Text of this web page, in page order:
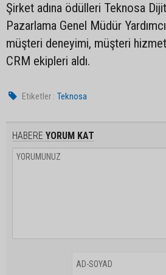
Şirket adına ödülleri Teknosa
Pazarlama Genel Müdür
müşteri deneyimi, müşteri
CRM ekipleri aldı.
Etiketler : Teknosa
HABERE YORUM KAT